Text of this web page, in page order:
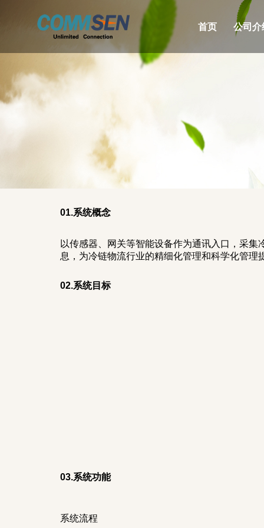
首页 公司介
01.系统概念
以传感器、网关等智能设备作为通讯入口，采
息，为冷链物流行业的精细化管理和科学化管理
02.系统目标
03.系统功能
系统流程